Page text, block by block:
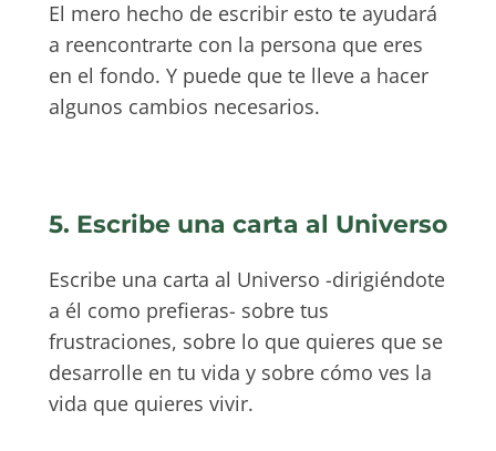
El mero hecho de escribir esto te ayudará
a reencontrarte con la persona que eres
en el fondo. Y puede que te lleve a hacer
algunos cambios necesarios.
5. Escribe una carta al Universo
Escribe una carta al Universo -dirigiéndote
a él como prefieras- sobre tus
frustraciones, sobre lo que quieres que se
desarrolle en tu vida y sobre cómo ves la
vida que quieres vivir.